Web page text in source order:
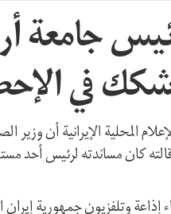
جامعة
في
المحلية الإيرانية أن
كان مساندته لرئيس أحد